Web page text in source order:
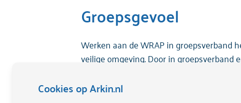
Groepsgevoel
Werken aan de WRAP in groepsverband
veilige omgeving. Door in groepsverband
in je leven. Ook kunnen ervaringen van
Onderdelen van WRAP zijn:
Cookies op Arkin.nl